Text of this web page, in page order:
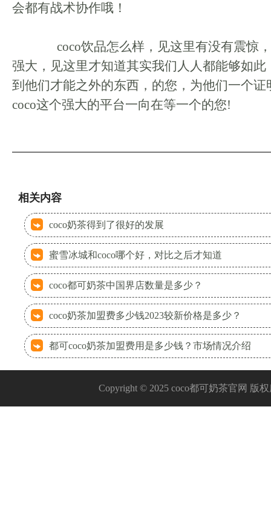
会都有战术协作哦！
coco饮品怎么样，见这里有没有震惊，
强大，见这里才知道其实我们人人都能够如此
到他们才能之外的东西，的您，为他们一个证
coco这个强大的平台一向在等一个的您!
相关内容
coco奶茶得到了很好的发展
蜜雪冰城和coco哪个好，对比之后才知道
coco都可奶茶中国界店数量是多少？
coco奶茶加盟费多少钱2023较新价格是多少？
都可coco奶茶加盟费用是多少钱？市场情况介绍
Copyright © 2025 coco都可奶茶官网 版